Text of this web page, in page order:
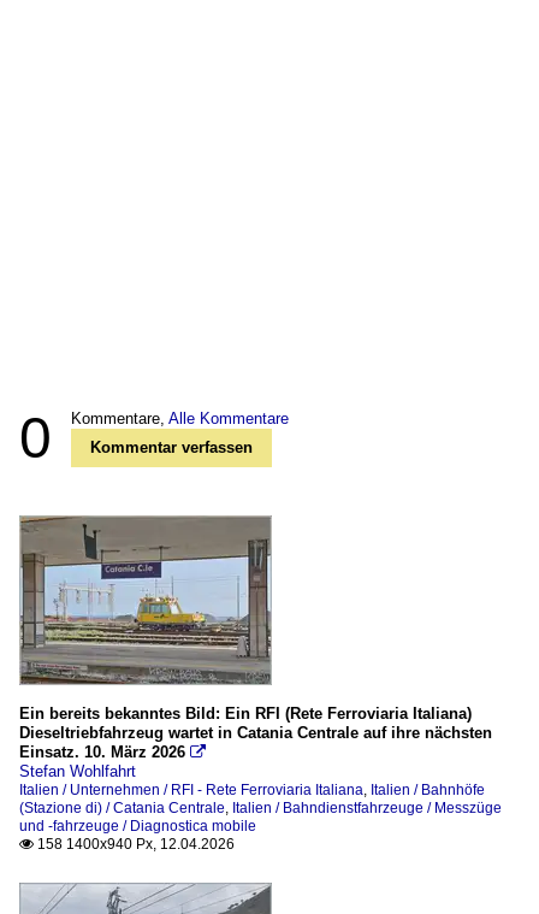
0 Kommentare, Alle Kommentare
Kommentar verfassen
Ein bereits bekanntes Bild: Ein RFI (Rete Ferroviaria Italiana)
Dieseltriebfahrzeug wartet in Catania Centrale auf ihre nächsten
Einsatz. 10. März 2026 
Stefan Wohlfahrt
Italien / Unternehmen / RFI - Rete Ferroviaria Italiana, Italien / Bahnhöfe
(Stazione di) / Catania Centrale, Italien / Bahndienstfahrzeuge / Messzüge
und -fahrzeuge / Diagnostica mobile
 158 1400x940 Px, 12.04.2026